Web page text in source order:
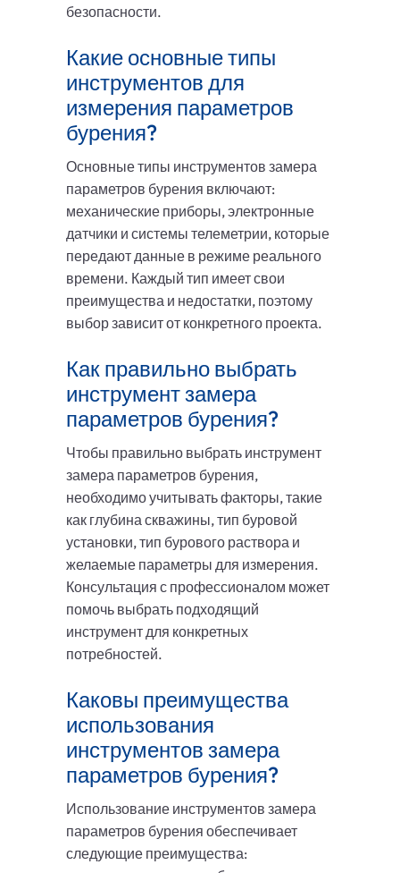
безопасности.
Какие основные типы
инструментов для
измерения параметров
бурения?
Основные типы инструментов замера
параметров бурения включают:
механические приборы, электронные
датчики и системы телеметрии, которые
передают данные в режиме реального
времени. Каждый тип имеет свои
преимущества и недостатки, поэтому
выбор зависит от конкретного проекта.
Как правильно выбрать
инструмент замера
параметров бурения?
Чтобы правильно выбрать инструмент
замера параметров бурения,
необходимо учитывать факторы, такие
как глубина скважины, тип буровой
установки, тип бурового раствора и
желаемые параметры для измерения.
Консультация с профессионалом может
помочь выбрать подходящий
инструмент для конкретных
потребностей.
Каковы преимущества
использования
инструментов замера
параметров бурения?
Использование инструментов замера
параметров бурения обеспечивает
следующие преимущества: